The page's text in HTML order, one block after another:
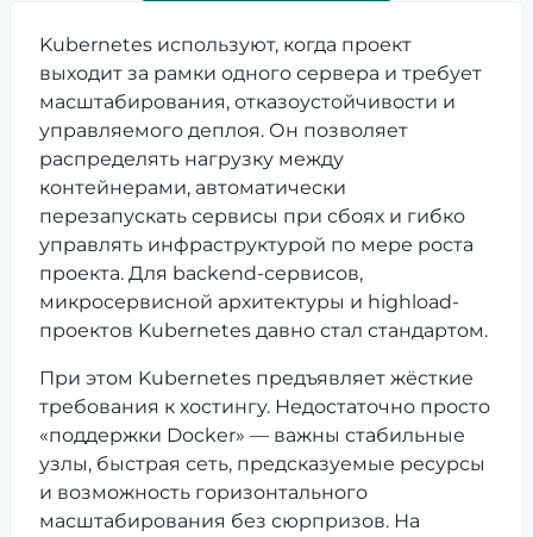
Kubernetes используют, когда проект
выходит за рамки одного сервера и требует
масштабирования, отказоустойчивости и
управляемого деплоя. Он позволяет
распределять нагрузку между
контейнерами, автоматически
перезапускать сервисы при сбоях и гибко
управлять инфраструктурой по мере роста
проекта. Для backend-сервисов,
микросервисной архитектуры и highload-
проектов Kubernetes давно стал стандартом.
При этом Kubernetes предъявляет жёсткие
требования к хостингу. Недостаточно просто
«поддержки Docker» — важны стабильные
узлы, быстрая сеть, предсказуемые ресурсы
и возможность горизонтального
масштабирования без сюрпризов. На